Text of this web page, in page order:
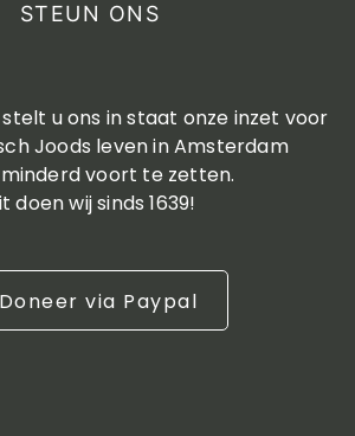
STEUN ONS
u ons in staat onze inzet voor
Joods leven in Amsterdam
voort te zetten.
doen wij sinds 1639!
Doneer via Paypal